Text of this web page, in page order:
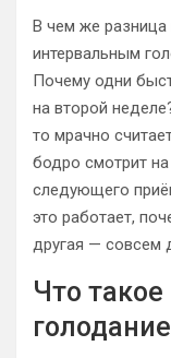
В чем же
интервальным
Почему одни
на второй
то мрачно
бодро смотрит
следующего
это работает,
другая — совсем
Что